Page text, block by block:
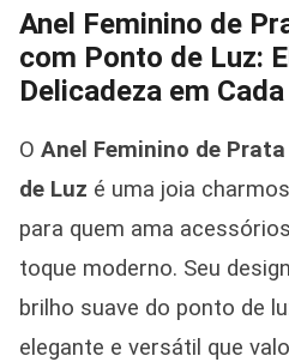
Anel Feminino de
com Ponto de Luz:
Delicadeza em
O Anel Feminino de
de Luz é uma joia
para quem ama
toque moderno. Seu
brilho suave do ponto de
elegante e versátil que